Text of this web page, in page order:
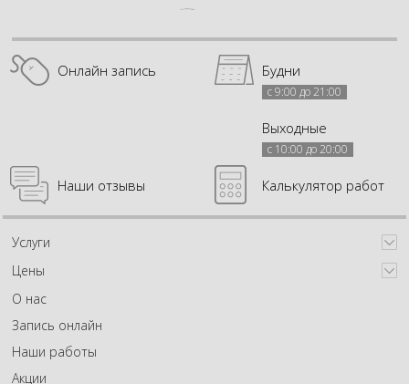
Онлайн запись Будни
с 9:00 до 21:00
Выходные
с 10:00 до 20:00
Наши отзывы Калькулятор работ
Услуги
Цены
О нас
Запись онлайн
Наши работы
Акции